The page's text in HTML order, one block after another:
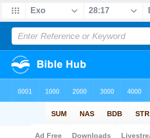
Bible> Strong's > Hebrew